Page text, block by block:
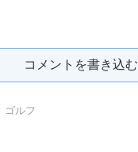
コメントを書き込む
ゴルフ